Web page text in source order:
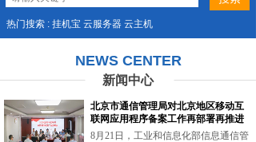
热门搜索 : 挂机宝 云服务器 云主机
NEWS CENTER
新闻中心
北京市通信管理局对北京地区移动互
联网应用程序备案工作再部署再推进
8月21日，工业和信息化部信息通信管